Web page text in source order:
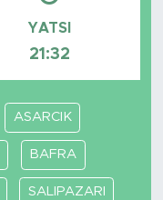
YATSI
21:32
ASARCIK
BAFRA
SALIPAZARI